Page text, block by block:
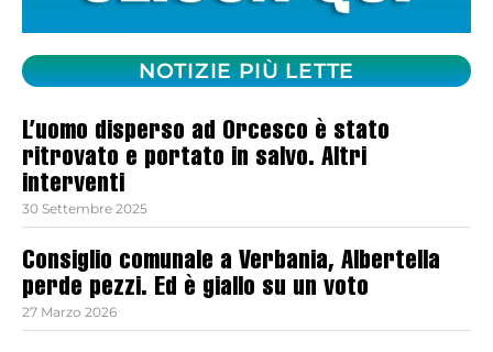
NOTIZIE PIÙ LETTE
L’uomo disperso ad Orcesco è stato
ritrovato e portato in salvo. Altri
interventi
30 Settembre 2025
Consiglio comunale a Verbania, Albertella
perde pezzi. Ed è giallo su un voto
27 Marzo 2026